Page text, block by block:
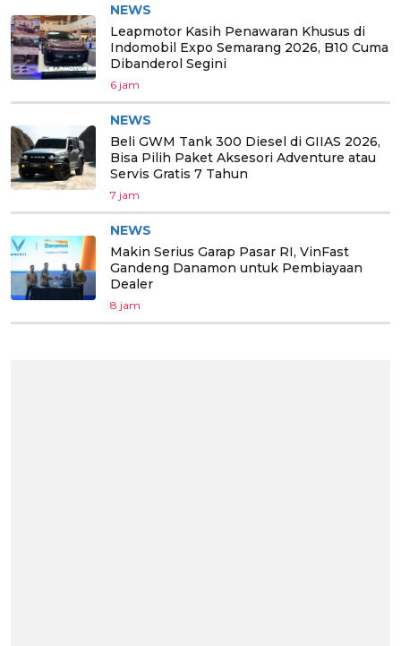
NEWS
Leapmotor Kasih Penawaran Khusus di
Indomobil Expo Semarang 2026, B10 Cuma
Dibanderol Segini
6 jam
NEWS
Beli GWM Tank 300 Diesel di GIIAS 2026,
Bisa Pilih Paket Aksesori Adventure atau
Servis Gratis 7 Tahun
7 jam
NEWS
Makin Serius Garap Pasar RI, VinFast
Gandeng Danamon untuk Pembiayaan
Dealer
8 jam